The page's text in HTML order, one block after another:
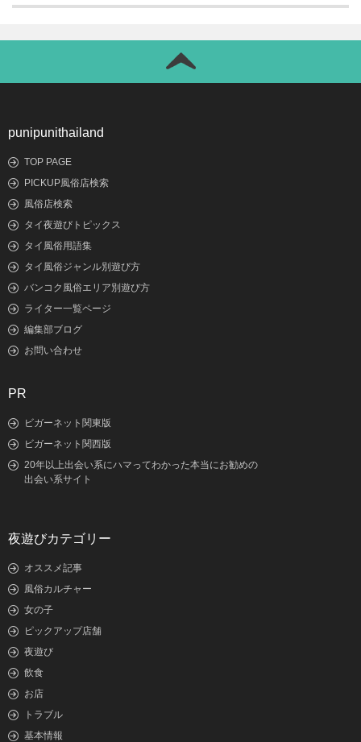
punipunithailand
TOP PAGE
PICKUP風俗店検索
風俗店検索
タイ夜遊びトピックス
タイ風俗用語集
タイ風俗ジャンル別遊び方
バンコク風俗エリア別遊び方
ライター一覧ページ
編集部ブログ
お問い合わせ
PR
ビガーネット関東版
ビガーネット関西版
20年以上出会い系にハマってわかった本当にお勧めの
出会い系サイト
夜遊びカテゴリー
オススメ記事
風俗カルチャー
女の子
ピックアップ店舗
夜遊び
飲食
お店
トラブル
基本情報